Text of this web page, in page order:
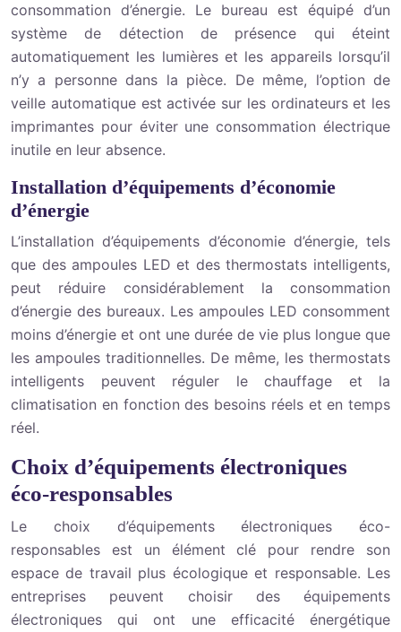
consommation d’énergie. Le bureau est équipé d’un
système de détection de présence qui éteint
automatiquement les lumières et les appareils lorsqu’il
n’y a personne dans la pièce. De même, l’option de
veille automatique est activée sur les ordinateurs et les
imprimantes pour éviter une consommation électrique
inutile en leur absence.
Installation d’équipements d’économie
d’énergie
L’installation d’équipements d’économie d’énergie, tels
que des ampoules LED et des thermostats intelligents,
peut réduire considérablement la consommation
d’énergie des bureaux. Les ampoules LED consomment
moins d’énergie et ont une durée de vie plus longue que
les ampoules traditionnelles. De même, les thermostats
intelligents peuvent réguler le chauffage et la
climatisation en fonction des besoins réels et en temps
réel.
Choix d’équipements électroniques
éco-responsables
Le choix d’équipements électroniques éco-
responsables est un élément clé pour rendre son
espace de travail plus écologique et responsable. Les
entreprises peuvent choisir des équipements
électroniques qui ont une efficacité énergétique